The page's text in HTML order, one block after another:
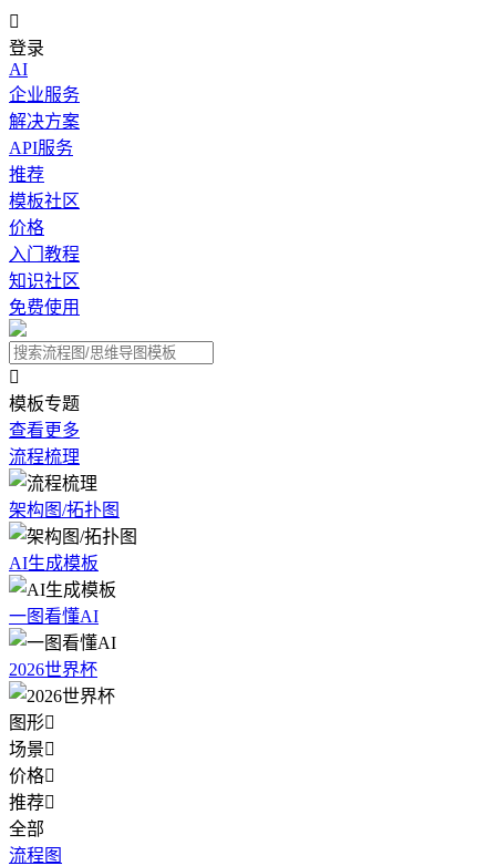

登录
AI
企业服务
解决方案
API服务
推荐
模板社区
价格
入门教程
知识社区
免费使用

模板专题
查看更多
流程梳理
架构图/拓扑图
AI生成模板
一图看懂AI
2026世界杯
图形
场景
价格
推荐
全部
流程图